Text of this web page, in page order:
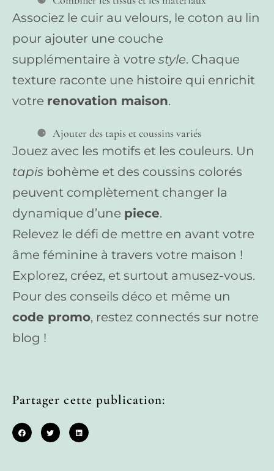
Associez le cuir au velours, le coton au lin
pour ajouter une couche
supplémentaire à votre style. Chaque
texture raconte une histoire qui enrichit
votre renovation maison.
Ajouter des tapis et coussins variés
Jouez avec les motifs et les couleurs. Un
tapis bohème et des coussins colorés
peuvent complètement changer la
dynamique d’une piece.
Relevez le défi de mettre en avant votre
âme féminine à travers votre maison !
Explorez, créez, et surtout amusez-vous.
Pour des conseils déco et même un
code promo, restez connectés sur notre
blog !
Partager cette publication: